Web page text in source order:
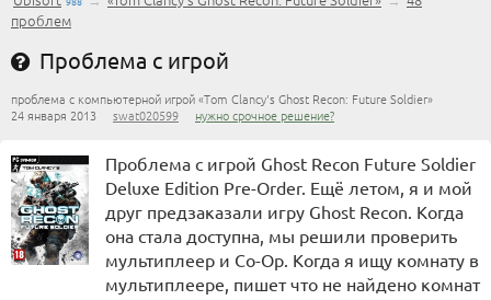
проблем
Проблема с игрой
проблема с компьютерной игрой «Tom Clancy's Ghost Recon: Future Soldier»
24 января 2013 swat020599 нужно срочное решение?
Проблема с игрой Ghost Recon Future Soldier
Deluxe Edition Pre-Order. Ещё летом, я и мой
друг предзаказали игру Ghost Recon. Когда
она стала доступна, мы решили проверить
мультиплеер и Co-Op. Когда я ищу комнату в
мультиплеере, пишет что не найдено комнат